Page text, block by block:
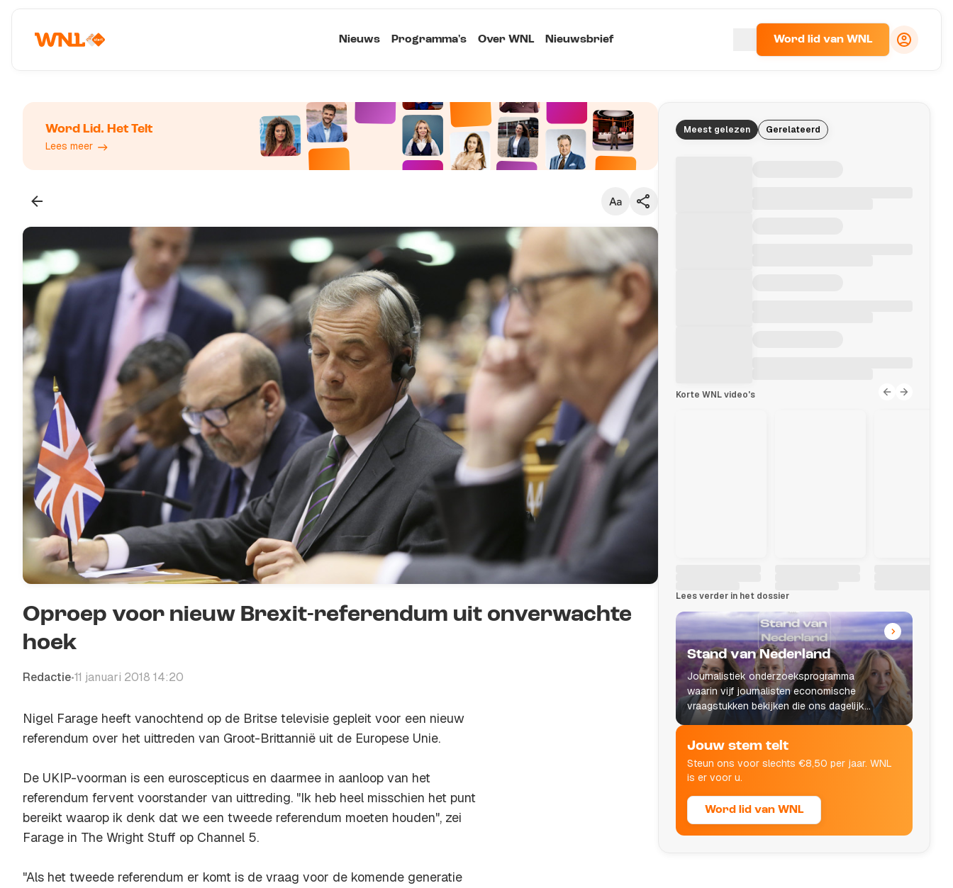
Nieuws Programma's Over WNL Nieuwsbrief Word lid van WNL
Word Lid. Het Telt
Lees meer
Klein
Standaard
Kopieer link
Oproep voor nieuw Brexit-referendum uit onverwachte
hoek
Redactie•11 januari 2018 14:20
Nigel Farage heeft vanochtend op de Britse televisie gepleit voor een nieuw
referendum over het uittreden van Groot-Brittannië uit de Europese Unie.
De UKIP-voorman is een euroscepticus en daarmee in aanloop van het
referendum fervent voorstander van uittreding. "Ik heb heel misschien het punt
bereikt waarop ik denk dat we een tweede referendum moeten houden", zei
Farage in The Wright Stuff op Channel 5.
"Als het tweede referendum er komt is de vraag voor de komende generatie
Meest gelezen Gerelateerd
Korte WNL video's
Lees verder in het dossier
Stand van Nederland
Journalistiek onderzoeksprogramma
waarin vijf journalisten economische
vraagstukken bekijken die ons dagelijks
leven raken.
Jouw stem telt
Steun ons voor slechts €8,50 per jaar. WNL
is er voor u.
Word lid van WNL